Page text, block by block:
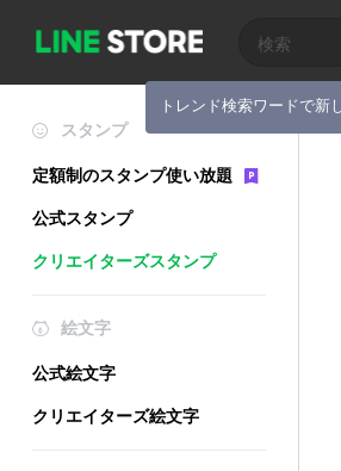
トレンド検索ワードで新
スタンプ
定額制のスタンプ使い放題
公式スタンプ
クリエイターズスタンプ
絵文字
公式絵文字
クリエイターズ絵文字